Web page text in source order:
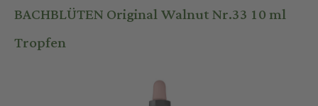
BACHBLÜTEN Original Walnut Nr.33 10 ml
Tropfen